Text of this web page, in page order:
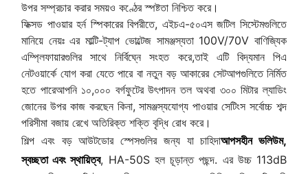
উপর সম্প্রচার করার সময়ও কণ্ঠের স্পষ্টতা নিশ্চিত করে।
ফিক্সড পাওয়ার হর্ন স্পিকারের বিপরীতে, এইচএ-৫০এস জটিল সিস্টেমগুলিতে
মানিয়ে নেয়ঃ এর মাল্টি-ট্যাপ ভোল্টেজ সামঞ্জস্যতা 100V/70V বাণিজ্যিক
এম্প্লিফায়ারগুলির সাথে নির্বিঘ্নে সংহত করে,তাই এটি বিদ্যমান পিএ
নেটওয়ার্কে যোগ করা যেতে পারে বা নতুন বড় আকারের সেটআপগুলিতে নির্মিত
হতে পারেআপনি ১০,০০০ বর্গফুটের উৎপাদন তল অথবা ৩০০ মিটার ল্যাডিং
জোনের উপর কাজ করছেন কিনা, সামঞ্জস্যযোগ্য পাওয়ার সেটিংস সর্বোচ্চ শব্দ
পরিসীমা বজায় রেখে অতিরিক্ত শক্তি বৃদ্ধি রোধ করে।
শিল্প এবং বড় আউটডোর স্পেসগুলির জন্য যা চাহিদাআপসহীন ভলিউম,
স্বচ্ছতা এবং স্থায়িত্ব, HA-50S হল চূড়ান্ত পছন্দ. এর উচ্চ 113dB